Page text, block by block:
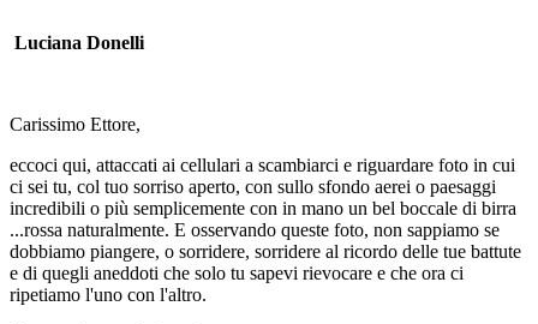
Luciana Donelli
Carissimo Ettore,
eccoci qui, attaccati ai cellulari a scambiarci e riguardare foto in cui
ci sei tu, col tuo sorriso aperto, con sullo sfondo aerei o paesaggi
incredibili o più semplicemente con in mano un bel boccale di birra
...rossa naturalmente. E osservando queste foto, non sappiamo se
dobbiamo piangere, o sorridere, sorridere al ricordo delle tue battute
e di quegli aneddoti che solo tu sapevi rievocare e che ora ci
ripetiamo l'uno con l'altro.